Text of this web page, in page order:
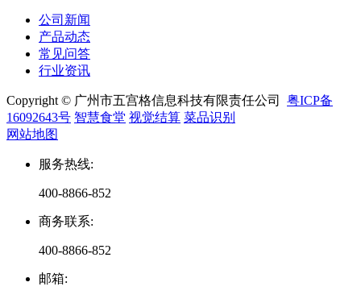
公司新闻
产品动态
常见问答
行业资讯
Copyright © 广州市五宫格信息科技有限责任公司 粤ICP备
16092643号 智慧食堂 视觉结算 菜品识别
网站地图
服务热线:
400-8866-852
商务联系:
400-8866-852
邮箱: